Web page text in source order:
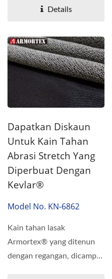
Details
Dapatkan Diskaun
Untuk Kain Tahan
Abrasi Stretch Yang
Diperbuat Dengan
Kevlar®
Model No. KN-6862
Kain tahan lasak
Armortex® yang ditenun
dengan regangan, dicampur